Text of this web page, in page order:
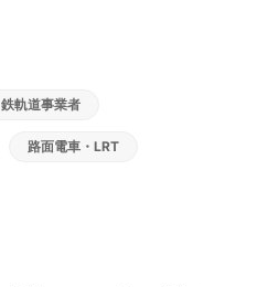
鉄軌道事業者
路面電車・LRT